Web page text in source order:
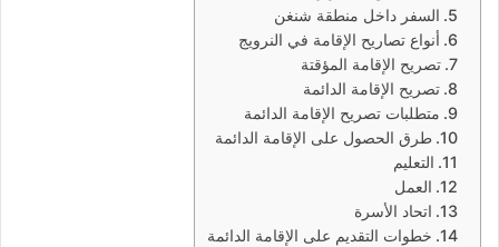
السفر داخل منطقة شنغن
أنواع تصاريح الإقامة في النرويج
تصريح الإقامة المؤقتة
تصريح الإقامة الدائمة
متطلبات تصريح الإقامة الدائمة
طرق الحصول على الإقامة الدائمة
التعليم
العمل
اتحاد الأسرة
خطوات التقديم على الإقامة الدائمة